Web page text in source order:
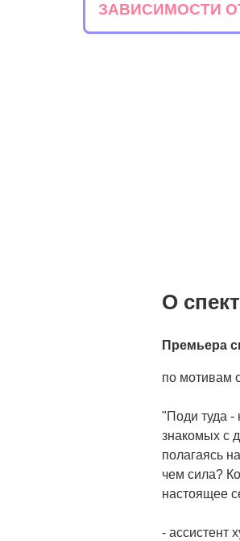
ЗАВИСИМОСТИ
О
Премьера
по мотивам
"Поди туда -
знакомых с
полагаясь
чем сила?
настоящее
- ассистент